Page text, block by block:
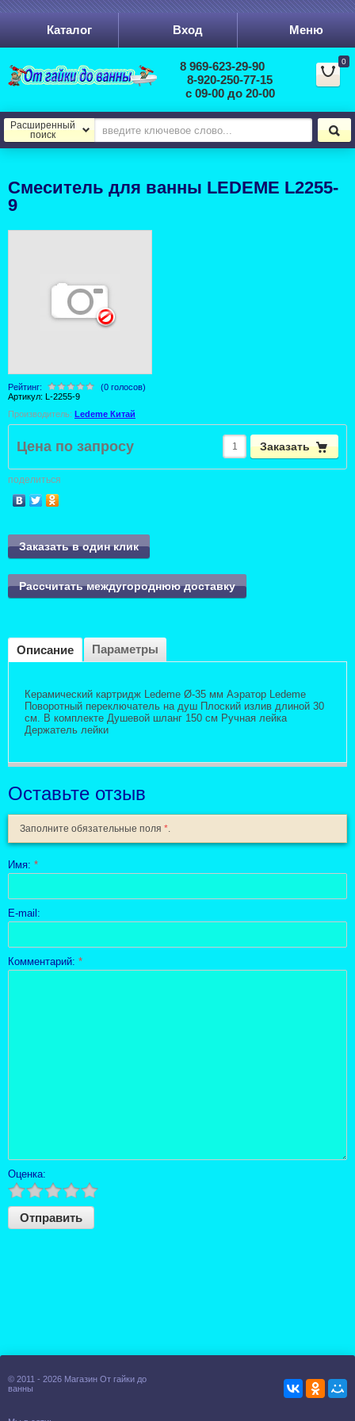
Каталог Вход Меню
8 969-623-29-90
8-920-250-77-15
с 09-00 до 20-00
Расширенный
поиск
0
Смеситель для ванны LEDEME L2255-
9
Рейтинг:
(0 голосов)
Артикул: L-2255-9
Производитель: Ledeme Китай
Цена по запросу Заказать
поделиться
Заказать в один клик
Рассчитать междугороднюю доставку
Описание Параметры
Керамический картридж Ledeme Ø-35 мм Аэратор Ledeme
Поворотный переключатель на душ Плоский излив длиной 30
см. В комплекте Душевой шланг 150 см Ручная лейка
Держатель лейки
Оставьте отзыв
Заполните обязательные поля *.
Имя: *
E-mail:
Комментарий: *
Оценка:
© 2011 - 2026 Магазин От гайки до
ванны